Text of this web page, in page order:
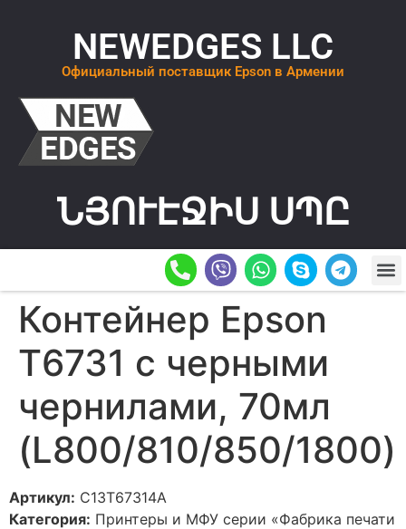
NEWEDGES LLC
Официальный поставщик Epson в Армении
ՆՅՈՒԷՋԻՍ ՍՊԸ
Контейнер Epson
T6731 с черными
чернилами, 70мл
(L800/810/850/1800)
Артикул: C13T67314A
Категория: Принтеры и МФУ серии «Фабрика печати